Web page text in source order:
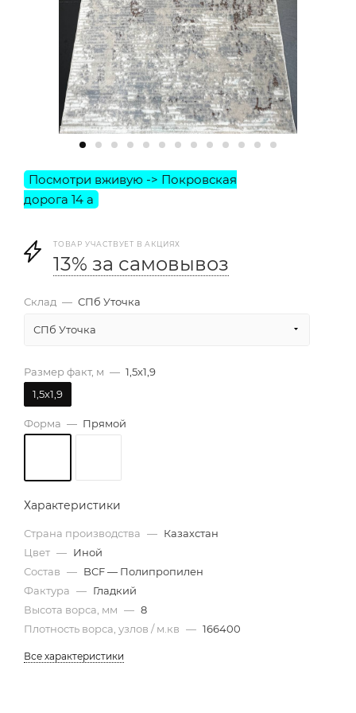
ТОВАР УЧАСТВУЕТ В АКЦИЯХ
13% за самовывоз
Склад — СПб Уточка
СПб Уточка
Размер факт, м — 1,5х1,9
1,5х1,9
Форма — Прямой
Характеристики
Страна производства — Казахстан
Цвет — Иной
Состав — BCF — Полипропилен
Фактура — Гладкий
Высота ворса, мм — 8
Плотность ворса, узлов / м.кв — 166400
Все характеристики